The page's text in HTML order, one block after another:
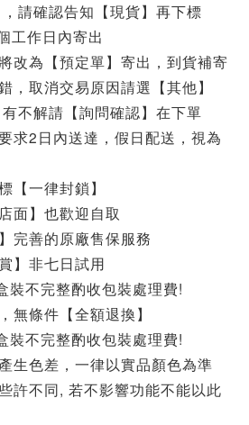
請確認告知【現貨】再下標
工作日內寄出
改為【預定單】寄出，到貨補寄
，取消交易原因請選【其他】
不解請【詢問確認】在下單
求2日內送達，假日配送，視為
【一律封鎖】
面】也歡迎自取
完善的原廠售保服務
】非七日試用
裝不完整酌收包裝處理費!
無條件【全額退換】
裝不完整酌收包裝處理費!
生色差，一律以實品顏色為準
許不同, 若不影響功能不能以此